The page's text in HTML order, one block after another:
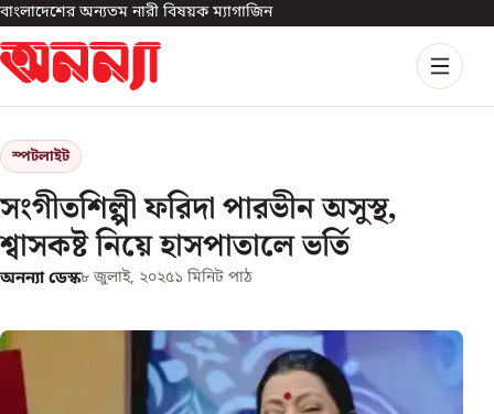
বাংলাদেশের অন্যতম নারী বিষয়ক ম্যাগাজিন
স্পটলাইট
সংগীতশিল্পী ফরিদা পারভীন অসুস্থ,
শ্বাসকষ্ট নিয়ে হাসপাতালে ভর্তি
অনন্যা ডেস্ক৮ জুলাই, ২০২৫১ মিনিট পাঠ